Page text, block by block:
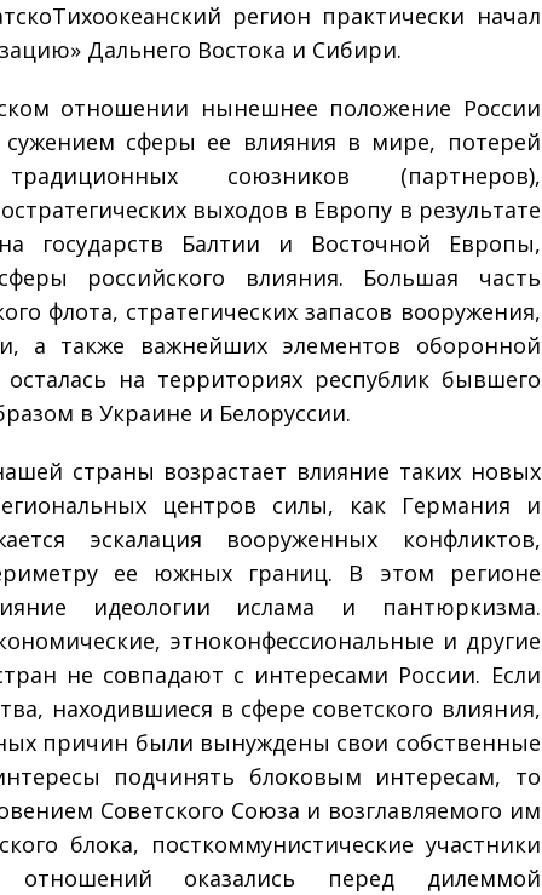
регион практически начал
Дальнего Востока и Сибири.
отношении нынешнее положение России
сужением сферы ее влияния в мире, потерей
союзников (партнеров),
выходов в Европу в результате
государств Балтии и Восточной Европы,
российского влияния. Большая часть
флота, стратегических запасов вооружения,
а также важнейших элементов оборонной
осталась на территориях республик бывшего
в Украине и Белоруссии.
страны возрастает влияние таких новых
центров силы, как Германия и
эскалация вооруженных конфликтов,
ее южных границ. В этом регионе
идеологии ислама и пантюркизма.
этноконфессиональные и другие
не совпадают с интересами России. Если
находившиеся в сфере советского влияния,
причин были вынуждены свои собственные
подчинять блоковым интересам, то
Советского Союза и возглавляемого им
блока, посткоммунистические участники
отношений оказались перед дилеммой